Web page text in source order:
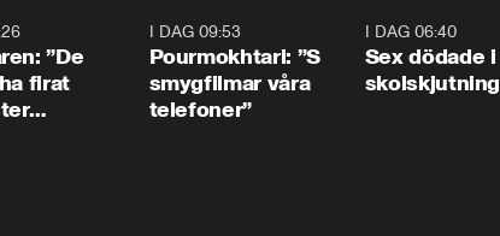
”De
firat
I DAG 09:53
Pourmokhtari: ”S
smygfilmar våra
telefoner”
I DAG 06:40
Sex dödade i
skolskjutning